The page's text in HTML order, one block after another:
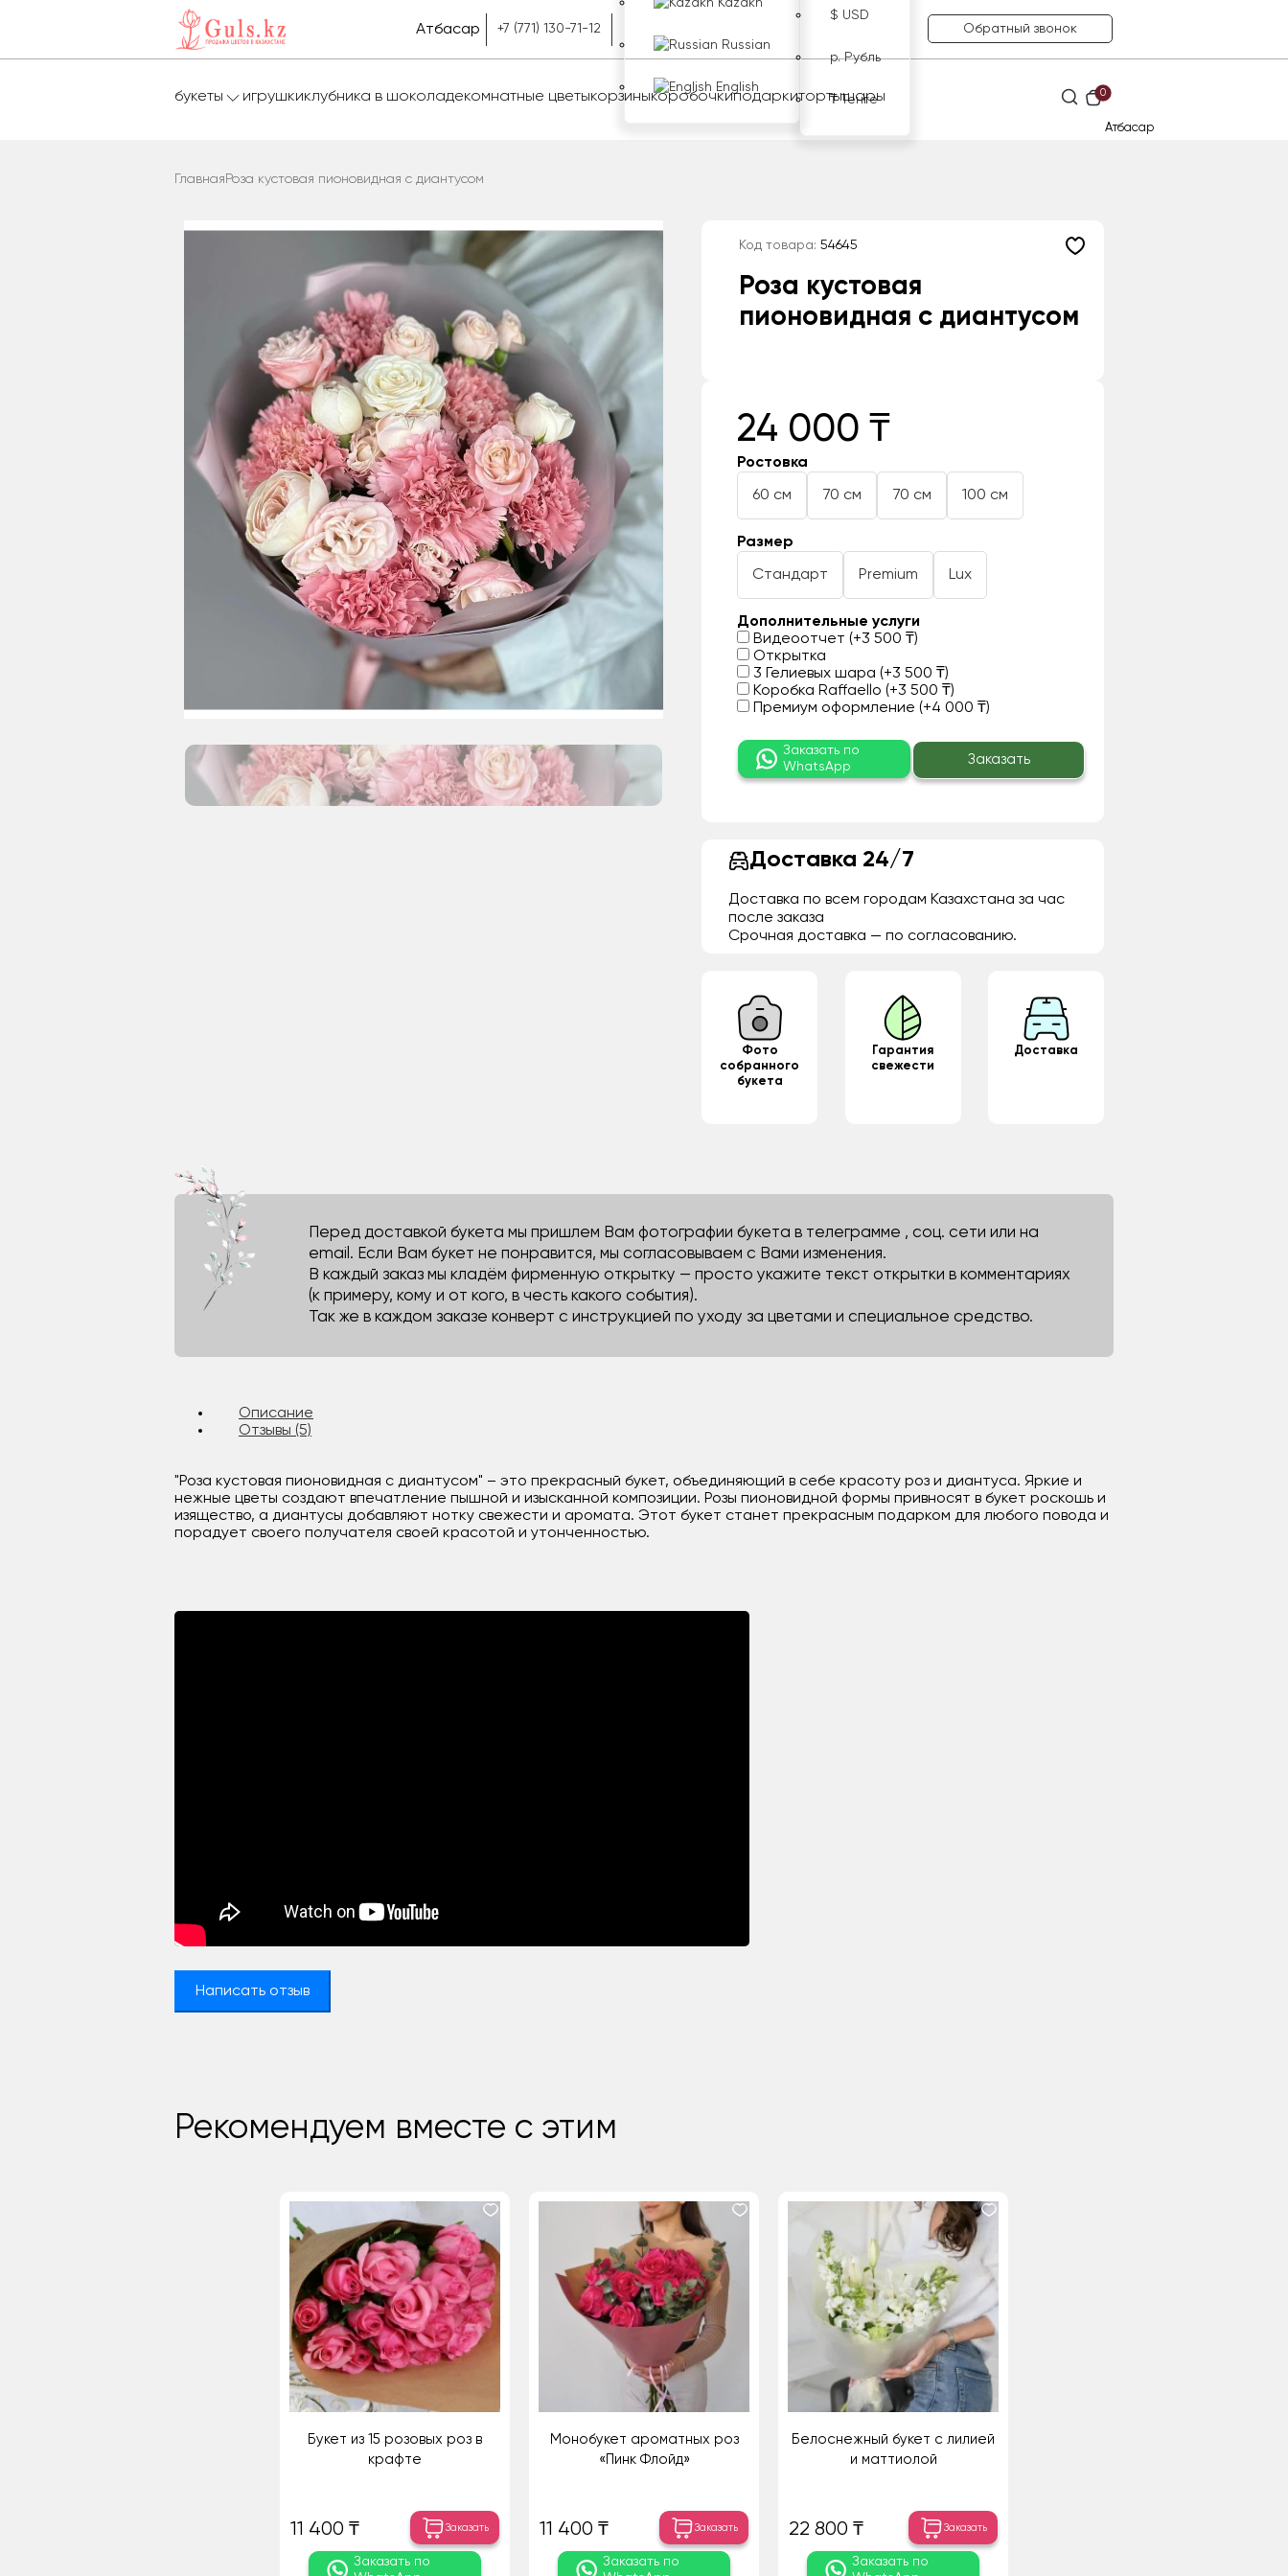
Атбасар +7 (771) 130-71-12
Kazakh
Russian
English
$ USD
р. Рубль
₸ Тенге
Обратный звонок
букеты игрушкиклубника в шоколадекомнатные цветыкорзиныкоробочкиподаркитортышары 0
Атбасар
Главная Роза кустовая пионовидная с диантусом
Код товара: 54645
Роза кустовая
пионовидная с диантусом
24 000 ₸
Ростовка
60 см 70 см 70 см 100 см
Размер
Стандарт Premium Lux
Дополнительные услуги
Видеоотчет (+3 500 ₸)
Открытка
3 Гелиевых шара (+3 500 ₸)
Коробка Raffaello (+3 500 ₸)
Премиум оформление (+4 000 ₸)
Заказать по
WhatsApp
Заказать
Доставка 24/7
Доставка по всем городам Казахстана за час
после заказа
Срочная доставка — по согласованию.
Фото
собранного
букета
Гарантия
свежести
Доставка
Перед доставкой букета мы пришлем Вам фотографии букета в телеграмме , соц. сети или на
email. Если Вам букет не понравится, мы согласовываем с Вами изменения.
В каждый заказ мы кладём фирменную открытку — просто укажите текст открытки в комментариях
(к примеру, кому и от кого, в честь какого события).
Так же в каждом заказе конверт с инструкцией по уходу за цветами и специальное средство.
Описание
Отзывы (5)
"Роза кустовая пионовидная с диантусом" – это прекрасный букет, объединяющий в себе красоту роз и диантуса. Яркие и
нежные цветы создают впечатление пышной и изысканной композиции. Розы пионовидной формы привносят в букет роскошь и
изящество, а диантусы добавляют нотку свежести и аромата. Этот букет станет прекрасным подарком для любого повода и
порадует своего получателя своей красотой и утонченностью.
Написать отзыв
Рекомендуем вместе с этим
Букет из 15 розовых роз в
крафте
11 400 ₸ Заказать
Заказать по
Монобукет ароматных роз
«Пинк Флойд»
11 400 ₸ Заказать
Заказать по
Белоснежный букет с лилией
и маттиолой
22 800 ₸ Заказать
Заказать по